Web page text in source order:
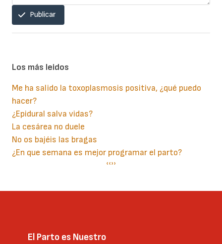
Publicar
Los más leidos
Me ha salido la toxoplasmosis positiva, ¿qué puedo
hacer?
¿Epidural salva vidas?
La cesárea no duele
No os bajéis las bragas
¿En que semana es mejor programar el parto?
Página
‹‹Siguiente
››
El Parto es Nuestro